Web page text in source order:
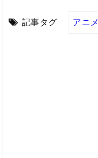
記事タグ アニメ